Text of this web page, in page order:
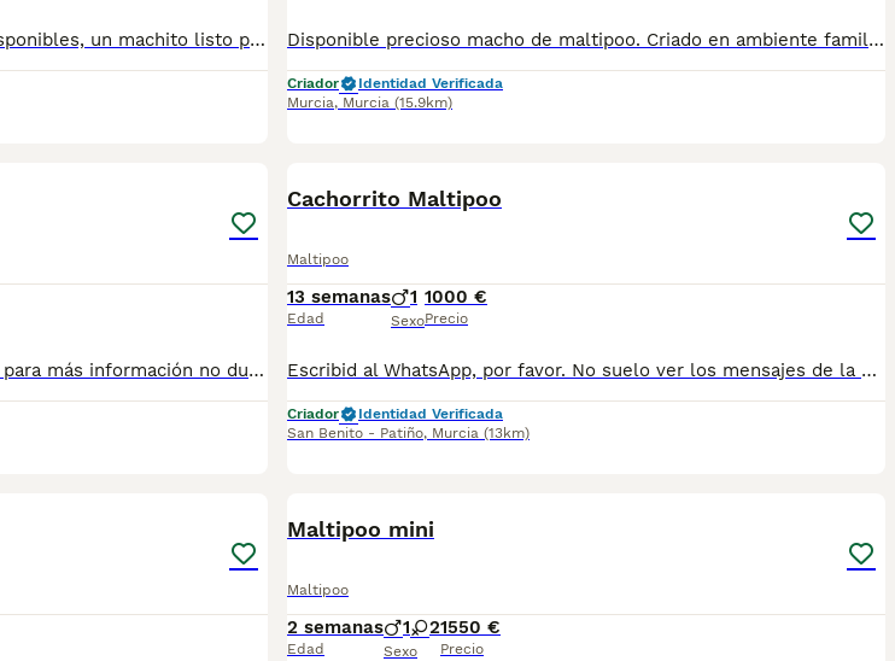
Preciosos maltipoo toy, 2 camadas disponibles, un machito listo psra entregar. Criados de forma legal y en familia Disponible precioso macho de maltipoo. Criado en ambiente familiar y acogedor. Se entrega vacunado, desparasitado, con cartilla sanitaria, microchip y contrato de garantía.
Criador
Identidad Verificada
Murcia, Murcia (15.9km)
Disponible este machito de Maltipoo, para más información no dude en contactar con nosotros.
Cachorrito Maltipoo
Maltipoo
13 semanas
Edad
1
Sexo
1000 €
Precio
Escribid al WhatsApp, por favor. No suelo ver los mensajes de la plataforma, dadle a mostrar telefono, por favor. Atiendo WhatsApp al 697696207. Precioso cachorrito maltipoo, madre bichón maltés, padre caniche. Muy sociable y cariñoso. Se entrega desparasitado, vacunado, con chip, cartilla sanitaria y contrato de garantía.
Criador
Identidad Verificada
San Benito - Patiño, Murcia (13km)
Maltipoo mini
Maltipoo
2 semanas
Edad
1 2
Sexo
1550 €
Precio